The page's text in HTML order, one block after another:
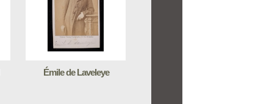
Émile de Laveleye